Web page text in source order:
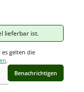
lieferbar ist.
es gelten die
.
Benachrichtigen